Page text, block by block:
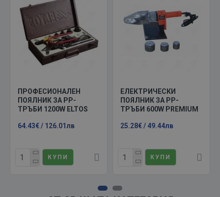
ПРОФЕСИОНАЛЕН
ПОЯЛНИК ЗА PP-
ТРЪБИ 1200W ELTOS
64.43€ / 126.01лв
КУПИ
ЕЛЕКТРИЧЕСКИ
ПОЯЛНИК ЗА РР-
ТРЪБИ 600W PREMIUM
25.28€ / 49.44лв
КУПИ